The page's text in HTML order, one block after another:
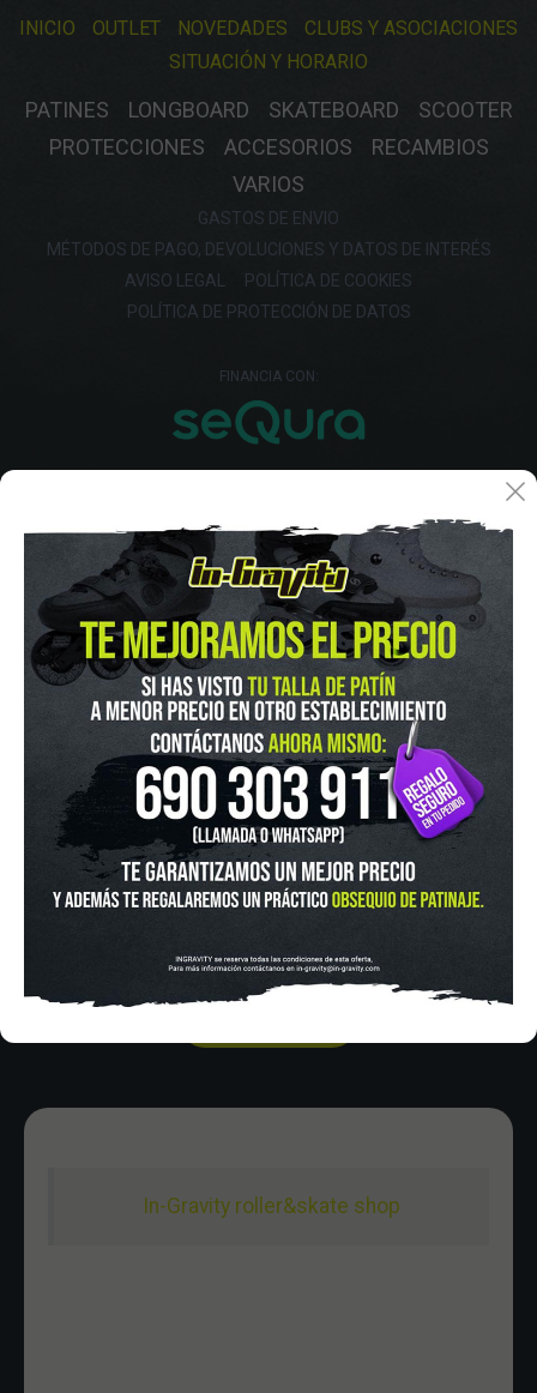
INICIO OUTLET NOVEDADES
CLUBS Y ASOCIACIONES
SITUACIÓN Y HORARIO
PATINES LONGBOARD SKATEBOARD
SCOOTER
PROTECCIONES
ACCESORIOS
RECAMBIOS
VARIOS
GASTOS DE ENVIO
MÉTODOS DE PAGO, DEVOLUCIONES Y DATOS DE INTERÉS
AVISO LEGAL
POLÍTICA DE COOKIES
POLÍTICA DE PROTECCIÓN DE DATOS
FINANCIA CON:
In-Gravity roller&skate shop
IN-GRAVITY MADRID RETIRO
Pza. Mariano de Cavia, 2
Tel.:
915 524 553
in-gravity@in-gravity.com
HORARIO
Lunes a Viernes de 12:00 - 20:30
Domingo 10:00-15:00